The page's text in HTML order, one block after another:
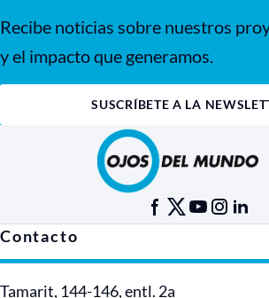
Recibe noticias sobre nuestros
y el impacto que generamos.
SUSCRÍBETE A LA
Contacto
Tamarit, 144-146, entl. 2a